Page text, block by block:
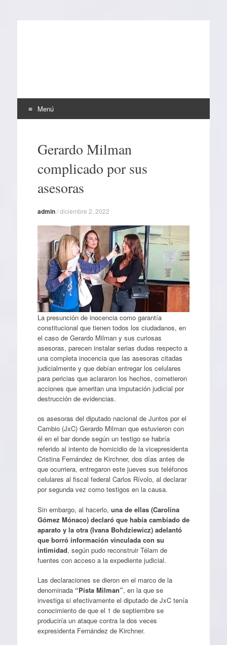
Menú
contenidoGerardo Milman
complicado por sus
asesoras
admin/diciembre 2, 2022
La presunción de inocencia como garantía
constitucional que tienen todos los ciudadanos, en
el caso de Gerardo Milman y sus curiosas
asesoras, parecen instalar serias dudas respecto a
una completa inocencia que las asesoras citadas
judicialmente y que debían entregar los celulares
para pericias que aclararon los hechos, cometieron
acciones que ameritan una imputación judicial por
destrucción de evidencias.
os asesoras del diputado nacional de Juntos por el
Cambio (JxC) Gerardo Milman que estuvieron con
él en el bar donde según un testigo se habría
referido al intento de homicidio de la vicepresidenta
Cristina Fernández de Kirchner, dos días antes de
que ocurriera, entregaron este jueves sus teléfonos
celulares al fiscal federal Carlos Rívolo, al declarar
por segunda vez como testigos en la causa.
Sin embargo, al hacerlo, una de ellas (Carolina
Gómez Mónaco) declaró que había cambiado de
aparato y la otra (Ivana Bohdziewicz) adelantó
que borró información vinculada con su
intimidad, según pudo reconstruir Télam de
fuentes con acceso a la expediente judicial.
Las declaraciones se dieron en el marco de la
denominada “Pista Milman”, en la que se
investiga si efectivamente el diputado de JxC tenía
conocimiento de que el 1 de septiembre se
produciría un ataque contra la dos veces
expresidenta Fernández de Kirchner.